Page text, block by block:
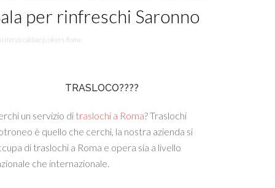
per rinfreschi Saronno
caldaie junkers Roma
TRASLOCO????
un servizio di traslochi a Roma? Traslochi
è quello che cerchi, la nostra azienda si
di traslochi a Roma e opera sia a livello
che internazionale.